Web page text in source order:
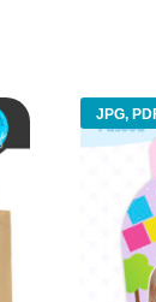
JPG,